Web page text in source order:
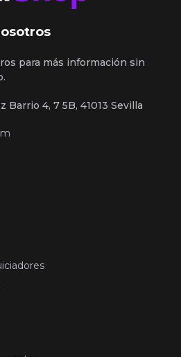
para más información sin
Barrio 4, 7 5B, 41013 Sevilla